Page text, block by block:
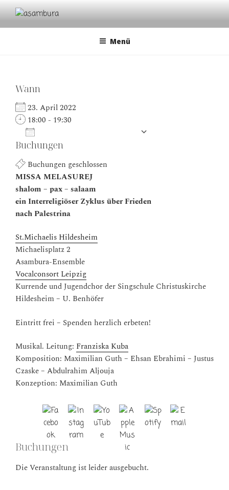
Zum
Inhalt
springenASAMBURA
Menü
Wann
23. April 2022
18:00 - 19:30
ICS herunterladen
Buchungen
Buchungen geschlossen
MISSA MELASUREJ
shalom – pax – salaam
ein Interreligiöser Zyklus über Frieden
nach Palestrina
St.Michaelis Hildesheim
Michaelisplatz 2
Asambura-Ensemble
Vocalconsort Leipzig
Kurrende und Jugendchor der Singschule Christuskirche
Hildesheim – U. Benhöfer
Eintritt frei – Spenden herzlich erbeten!
Musikal. Leitung: Franziska Kuba
Komposition: Maximilian Guth – Ehsan Ebrahimi – Justus
Czaske – Abdulrahim Aljouja
Konzeption: Maximilian Guth
Buchungen
Die Veranstaltung ist leider ausgebucht.